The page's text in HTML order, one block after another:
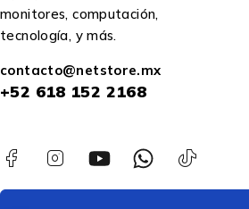
monitores, computación,
tecnología, y más.
contacto@netstore.mx
+52 618 152 2168